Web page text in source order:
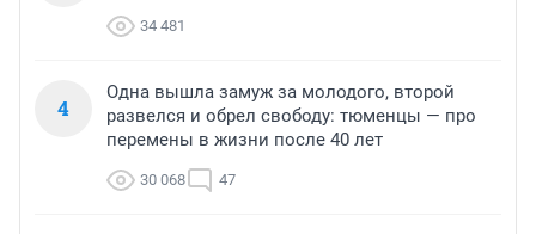
34 481
4
Одна вышла замуж за молодого, второй
развелся и обрел свободу: тюменцы — про
перемены в жизни после 40 лет
30 068 47